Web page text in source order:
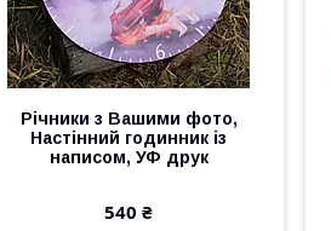
Річники з Вашими фото,
Настінний годинник із
написом, УФ друк
540 ₴